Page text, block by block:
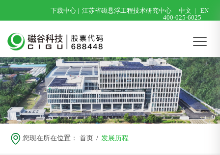
下载中心 |江苏省磁悬浮工程技术研究中心 中文 |
EN
400-025-6025
您现在所在位置：首页 / 发展历程